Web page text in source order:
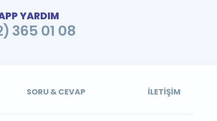
YARDIM
365 01 08
SORU & CEVAP İLETIŞIM